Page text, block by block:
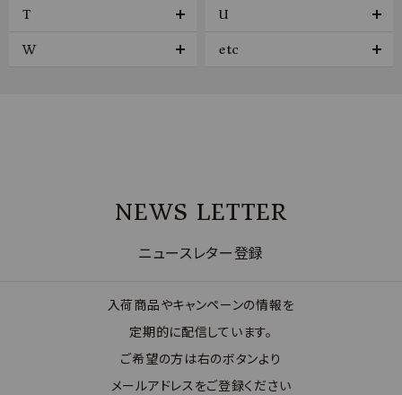
T U
W etc
NEWS LETTER
ニュースレター登録
入荷商品やキャンペーンの情報を
定期的に配信しています。
ご希望の方は右のボタンより
メールアドレスをご登録ください